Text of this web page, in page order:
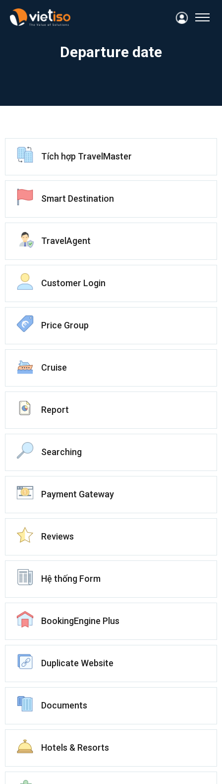
Departure date
Tích hợp TravelMaster
Smart Destination
TravelAgent
Customer Login
Price Group
Cruise
Report
Searching
Payment Gateway
Reviews
Hệ thống Form
BookingEngine Plus
Duplicate Website
Documents
Hotels & Resorts